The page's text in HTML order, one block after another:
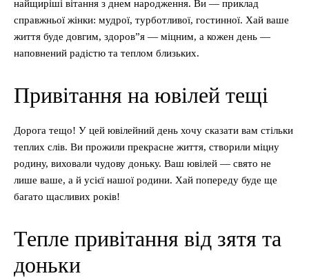
найщиріші вітання з днем народження. Ви — приклад
справжньої жінки: мудрої, турботливої, гостинної. Хай ваше
життя буде довгим, здоров”я — міцним, а кожен день —
наповнений радістю та теплом близьких.
Привітання на ювілей тещі
Дорога тещо! У цей ювілейний день хочу сказати вам стільки
теплих слів. Ви прожили прекрасне життя, створили міцну
родину, виховали чудову доньку. Ваш ювілей — свято не
лише ваше, а й усієї нашої родини. Хай попереду буде ще
багато щасливих років!
Тепле привітання від зятя та
доньки